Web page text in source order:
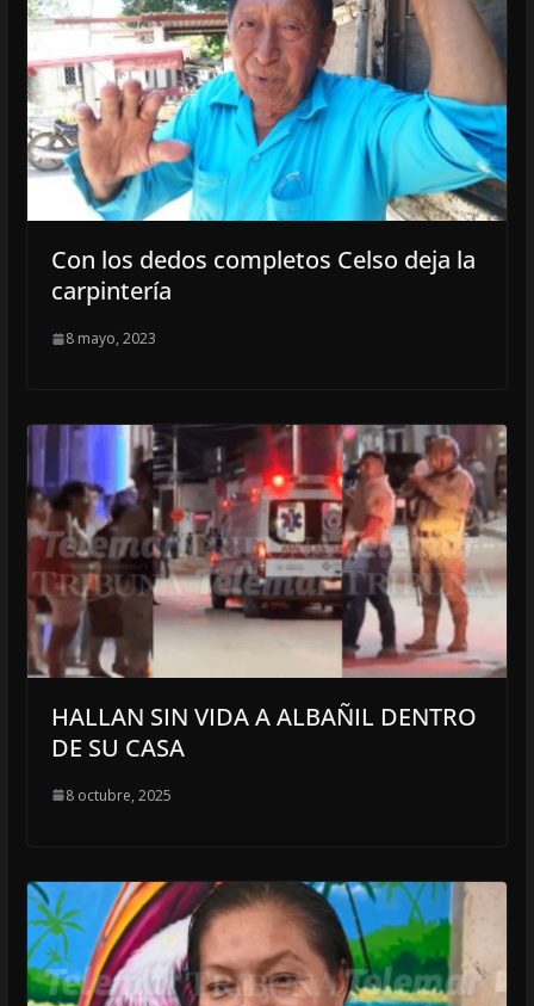
Con los dedos completos Celso deja la
carpintería
8 mayo, 2023
HALLAN SIN VIDA A ALBAÑIL DENTRO
DE SU CASA
8 octubre, 2025